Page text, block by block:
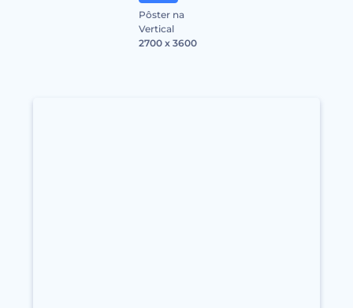
Pôster na
Vertical
2700 x 3600